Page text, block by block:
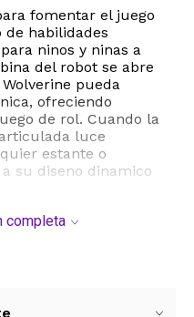
fomentar el juego
de habilidades
ninos y ninas a
del robot se abre
pueda
ofreciendo
de rol. Cuando la
luce
estante o
su diseno dinamico
de plastico de alta
para
completa